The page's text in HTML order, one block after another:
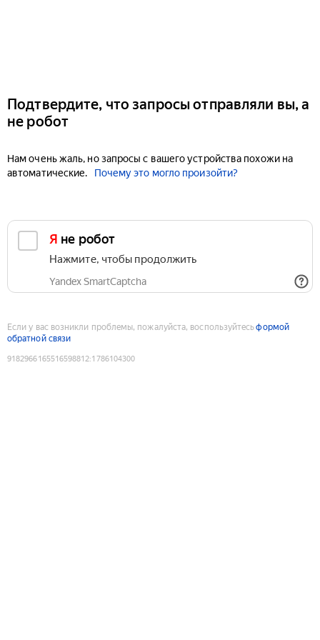
Подтвердите, что запросы отправляли вы, а
не робот
Нам очень жаль, но запросы с вашего устройства похожи на
автоматические.
Почему это могло произойти?
Я не робот
Нажмите, чтобы продолжить
Yandex SmartCaptcha
Если у вас возникли проблемы, пожалуйста, воспользуйтесьформой
обратной связи
9182966165516598812:1786104300